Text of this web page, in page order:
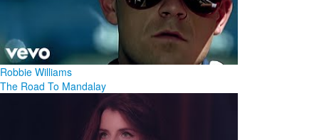
Robbie Williams
The Road To Mandalay